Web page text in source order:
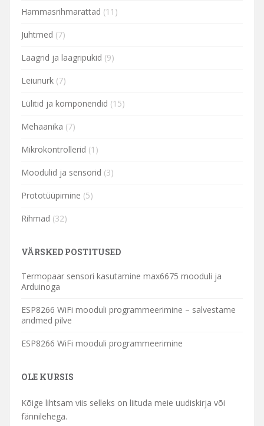
Hammasrihmarattad (11)
Juhtmed (7)
Laagrid ja laagripukid (9)
Leiunurk (7)
Lülitid ja komponendid (15)
Mehaanika (7)
Mikrokontrollerid (1)
Moodulid ja sensorid (3)
Prototüüpimine (5)
Rihmad (32)
VÄRSKED POSTITUSED
Termopaar sensori kasutamine max6675 mooduli ja
Arduinoga
ESP8266 WiFi mooduli programmeerimine – salvestame
andmed pilve
ESP8266 WiFi mooduli programmeerimine
OLE KURSIS
Kõige lihtsam viis selleks on liituda meie uudiskirja või
fännilehega.